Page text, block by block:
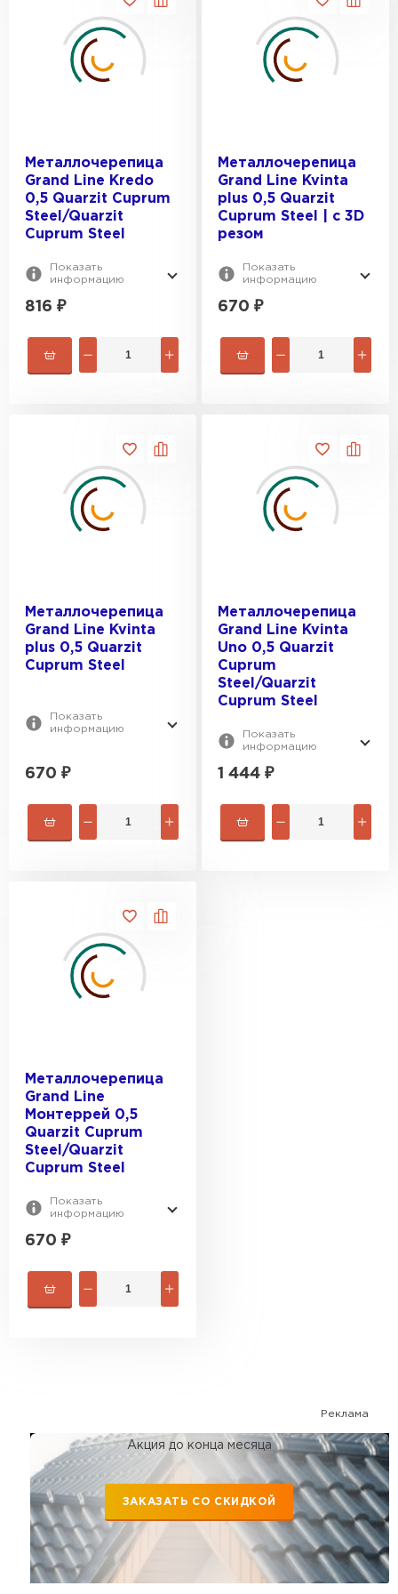
4.649
Металлочерепица
Grand Line Kredo
0,5 Quarzit Cuprum
Steel/Quarzit
Cuprum Steel
Показать
информацию
816 ₽
Металлочерепица
Grand Line Kvinta
plus 0,5 Quarzit
Cuprum Steel | c 3D
резом
Показать
информацию
670 ₽
Металлочерепица
Grand Line Kvinta
plus 0,5 Quarzit
Cuprum Steel
Показать
информацию
670 ₽
Металлочерепица
Grand Line Kvinta
Uno 0,5 Quarzit
Cuprum
Steel/Quarzit
Cuprum Steel
Показать
информацию
1 444 ₽
Металлочерепица
Grand Line
Монтеррей 0,5
Quarzit Cuprum
Steel/Quarzit
Cuprum Steel
Показать
информацию
670 ₽
Реклама
Акция до конца месяца
ЗАКАЗАТЬ СО СКИДКОЙ